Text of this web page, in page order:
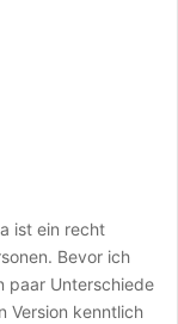
ist ein recht
Bevor ich
paar Unterschiede
Version kenntlich